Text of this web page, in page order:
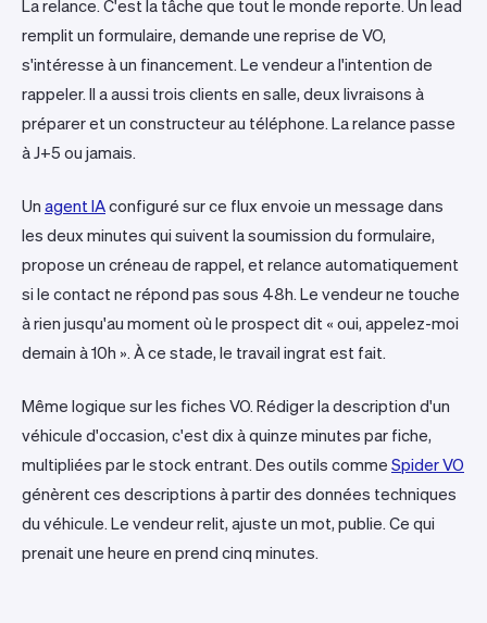
La relance. C'est la tâche que tout le monde reporte. Un lead
remplit un formulaire, demande une reprise de VO,
s'intéresse à un financement. Le vendeur a l'intention de
rappeler. Il a aussi trois clients en salle, deux livraisons à
préparer et un constructeur au téléphone. La relance passe
à J+5 ou jamais.
Un agent IAconfiguré sur ce flux envoie un message dans
les deux minutes qui suivent la soumission du formulaire,
propose un créneau de rappel, et relance automatiquement
si le contact ne répond pas sous 48h. Le vendeur ne touche
à rien jusqu'au moment où le prospect dit « oui, appelez-moi
demain à 10h ». À ce stade, le travail ingrat est fait.
Même logique sur les fiches VO. Rédiger la description d'un
véhicule d'occasion, c'est dix à quinze minutes par fiche,
multipliées par le stock entrant. Des outils comme Spider VO
génèrent ces descriptions à partir des données techniques
du véhicule. Le vendeur relit, ajuste un mot, publie. Ce qui
prenait une heure en prend cinq minutes.